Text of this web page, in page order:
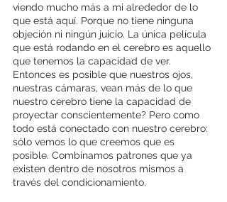
viendo mucho más a mi alrededor de lo
que está aquí. Porque no tiene ninguna
objeción ni ningún juicio. La única película
que está rodando en el cerebro es aquello
que tenemos la capacidad de ver.
Entonces es posible que nuestros ojos,
nuestras cámaras, vean más de lo que
nuestro cerebro tiene la capacidad de
proyectar conscientemente? Pero como
todo está conectado con nuestro cerebro:
sólo vemos lo que creemos que es
posible. Combinamos patrones que ya
existen dentro de nosotros mismos a
través del condicionamiento.